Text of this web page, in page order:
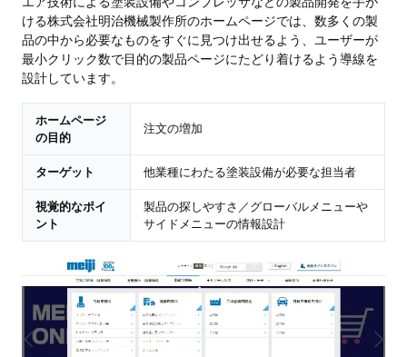
ける株式会社明治機械製作所のホームページでは、数多くの製
品の中から必要なものをすぐに見つけ出せるよう、ユーザーが
最小クリック数で目的の製品ページにたどり着けるよう導線を
設計しています。
ホームページ
の目的
注文の増加
ターゲット 他業種にわたる塗装設備が必要な担当者
視覚的なポイ
ント
製品の探しやすさ／グローバルメニューや
サイドメニューの情報設計